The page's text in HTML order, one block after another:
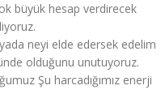
büyük hesap verdirecek
neyi elde edersek edelim
olduğunu unutuyoruz.
Şu harcadığımız enerji